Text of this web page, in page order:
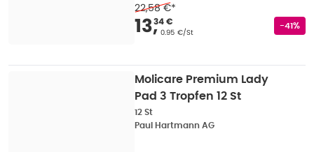
22,58 €*
Verkaufspreis
13,
34 €
Grundpreis
0.95 €/St
-41%
Molicare Premium Lady
Pad 3 Tropfen 12 St
12 St
Paul Hartmann AG